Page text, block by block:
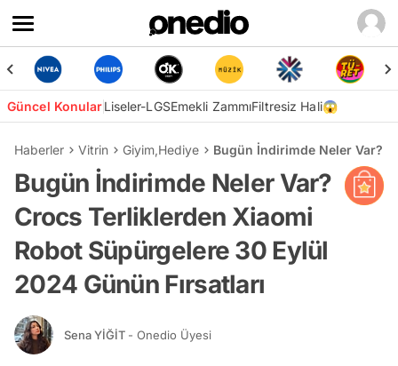
Güncel KonularLiseler-LGSEmekli ZammıFiltresiz Hali😱
Haberler Vitrin Giyim,Hediye Bugün İndirimde Neler Var?
Bugün İndirimde Neler Var?
Crocs Terliklerden Xiaomi
Robot Süpürgelere 30 Eylül
2024 Günün Fırsatları
Sena YİĞİT - Onedio Üyesi